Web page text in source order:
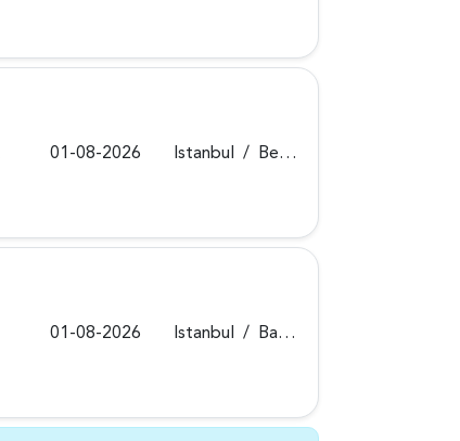
01-08-2026 Istanbul / Beykoz
01-08-2026 Istanbul / Bakırköy